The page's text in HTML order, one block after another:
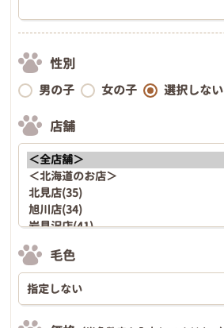
性別
男の子 女の子 選択しない
店舗
毛色